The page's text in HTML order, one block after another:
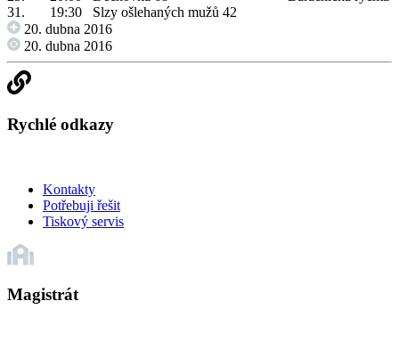
31.
19:30
Slzy ošlehaných mužů 42
20. dubna 2016
20. dubna 2016
Rychlé odkazy
Kontakty
Potřebuji řešit
Tiskový servis
Magistrát